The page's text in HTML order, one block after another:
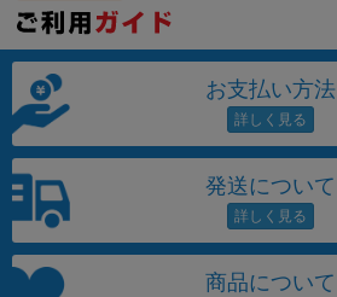
お支払い方法
発送について
商品について